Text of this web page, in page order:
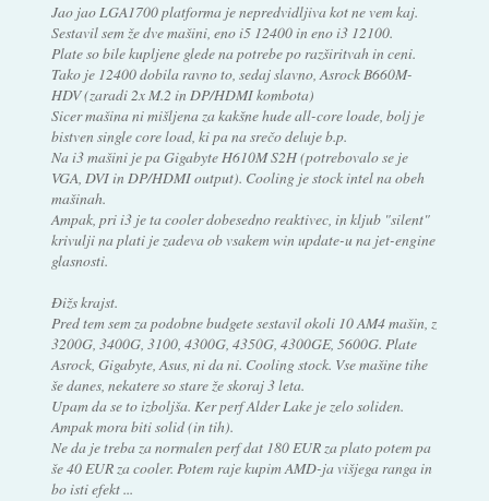
Jao jao LGA1700 platforma je nepredvidljiva kot ne vem kaj.
Sestavil sem že dve mašini, eno i5 12400 in eno i3 12100.
Plate so bile kupljene glede na potrebe po razširitvah in ceni.
Tako je 12400 dobila ravno to, sedaj slavno, Asrock B660M-
HDV (zaradi 2x M.2 in DP/HDMI kombota)
Sicer mašina ni mišljena za kakšne hude all-core loade, bolj je
bistven single core load, ki pa na srečo deluje b.p.
Na i3 mašini je pa Gigabyte H610M S2H (potrebovalo se je
VGA, DVI in DP/HDMI output). Cooling je stock intel na obeh
mašinah.
Ampak, pri i3 je ta cooler dobesedno reaktivec, in kljub "silent"
krivulji na plati je zadeva ob vsakem win update-u na jet-engine
glasnosti.
Đižs krajst.
Pred tem sem za podobne budgete sestavil okoli 10 AM4 mašin, z
3200G, 3400G, 3100, 4300G, 4350G, 4300GE, 5600G. Plate
Asrock, Gigabyte, Asus, ni da ni. Cooling stock. Vse mašine tihe
še danes, nekatere so stare že skoraj 3 leta.
Upam da se to izboljša. Ker perf Alder Lake je zelo soliden.
Ampak mora biti solid (in tih).
Ne da je treba za normalen perf dat 180 EUR za plato potem pa
še 40 EUR za cooler. Potem raje kupim AMD-ja višjega ranga in
bo isti efekt ...